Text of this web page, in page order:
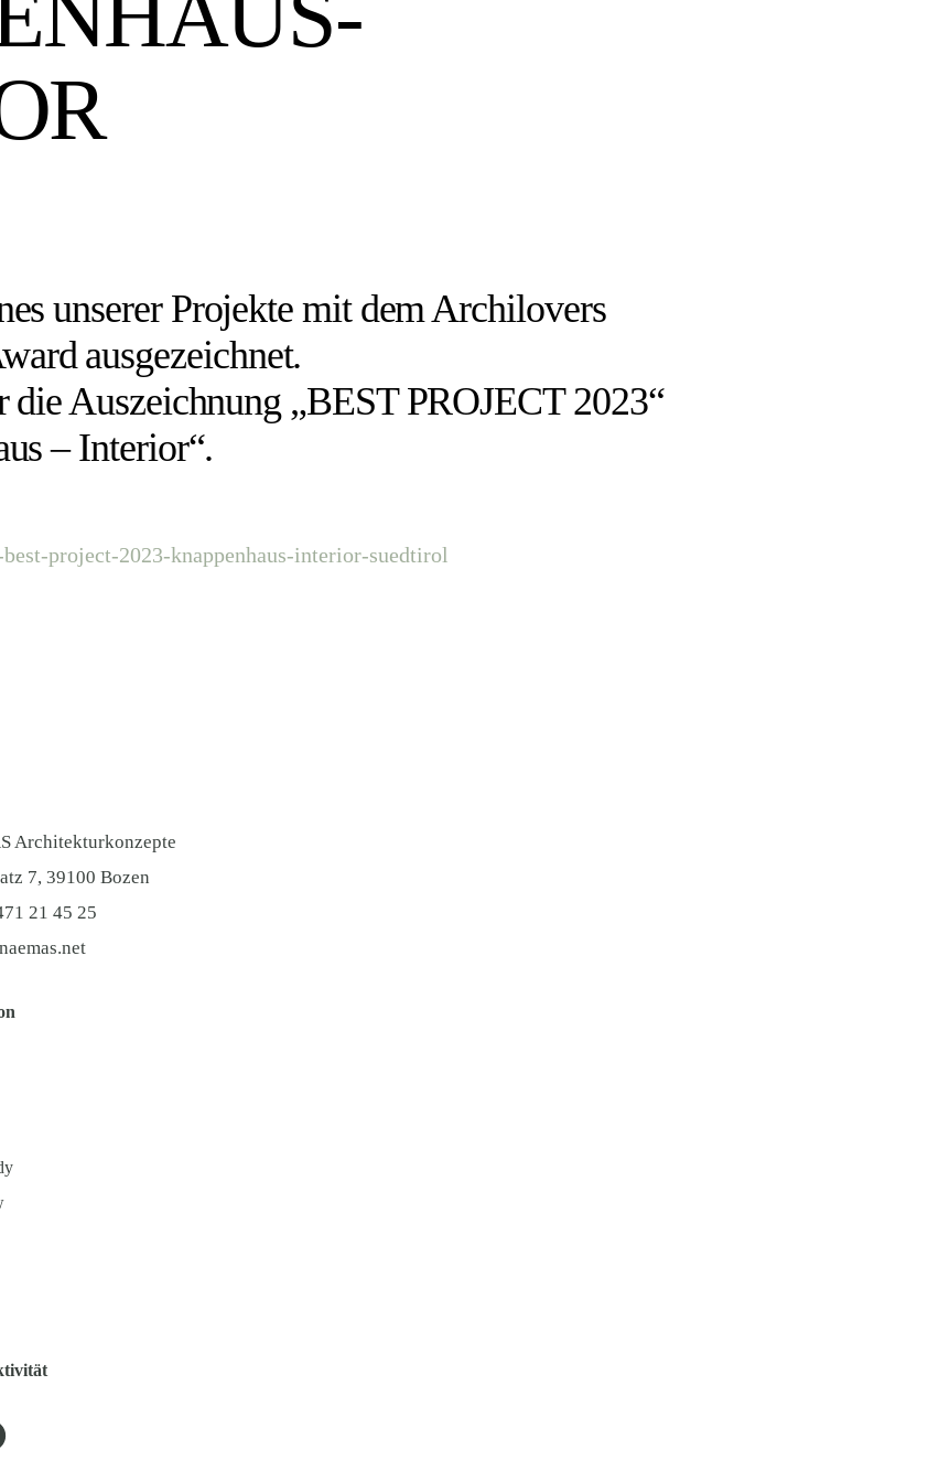
unserer Projekte mit dem Archilovers
ausgezeichnet.
die Auszeichnung „BEST PROJECT 2023“
– Interior“.
project-2023-knappenhaus-interior-suedtirol
Architekturkonzepte
7, 39100 Bozen
21 45 25